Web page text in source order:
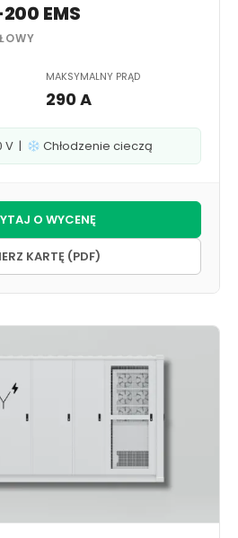
EMS
MAKSYMALNY PRĄD
290 A
V | Chłodzenie cieczą
O WYCENĘ
KARTĘ (PDF)